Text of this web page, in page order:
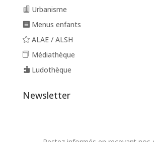
Urbanisme
Menus enfants
ALAE / ALSH
Médiathèque
Ludothèque
Newsletter